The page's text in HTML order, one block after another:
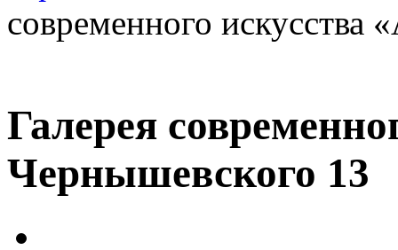
современного
Галерея
Чернышевского 13